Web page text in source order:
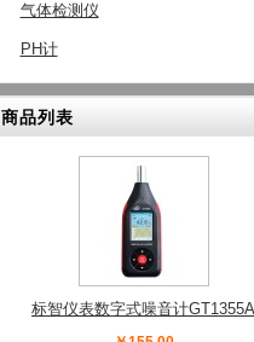
气体检测仪
PH计
商品列表
标智仪表数字式噪音计GT1355A